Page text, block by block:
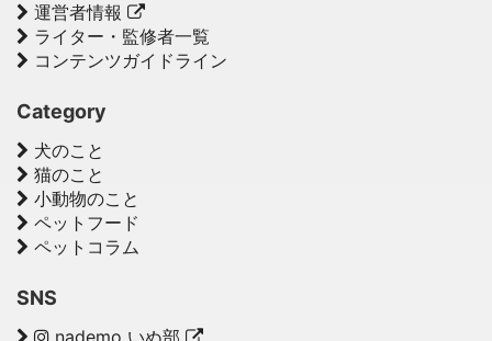
運営者情報
ライター・監修者一覧
コンテンツガイドライン
Category
犬のこと
猫のこと
小動物のこと
ペットフード
ペットコラム
SNS